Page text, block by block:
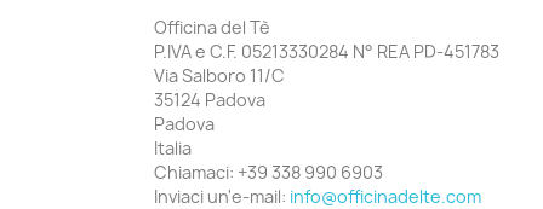
Officina del Tè
P.IVA e C.F. 05213330284 N° REA PD-451783
Via Salboro 11/C
35124 Padova
Padova
Italia
Chiamaci: +39 338 990 6903
Inviaci un'e-mail: info@officinadelte.com